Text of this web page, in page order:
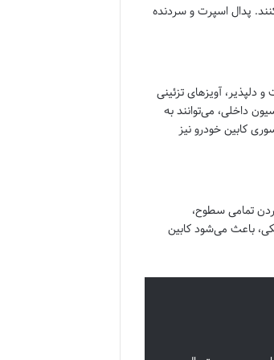
پدال اسپرت و سردنده
آویزهای تزئینی
داخلی، می‌توانند به
کابین خودرو نیز
تمامی سطوح،
باعث می‌شود کابین